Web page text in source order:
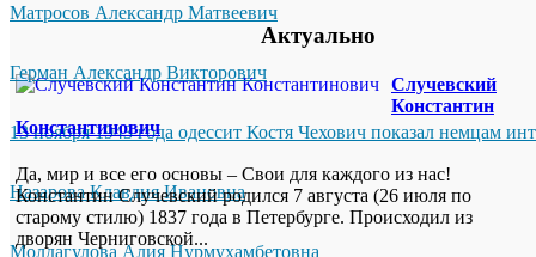
Матросов Александр Матвеевич
Герман Александр Викторович
13 ноября 1943 года одессит Костя Чехович показал немцам
Назарова Клавдия Ивановна
Молдагулова Алия Нурмухамбетовна
Актуально
Случевский
Константин
Константинович
Да, мир и все его основы – Свои для каждого из нас!
Константин Случевский родился 7 августа (26 июля по
старому стилю) 1837 года в Петербурге. Происходил из
дворян Черниговской...